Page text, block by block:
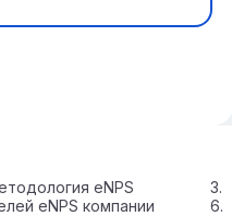
eNPS
eNPS компании